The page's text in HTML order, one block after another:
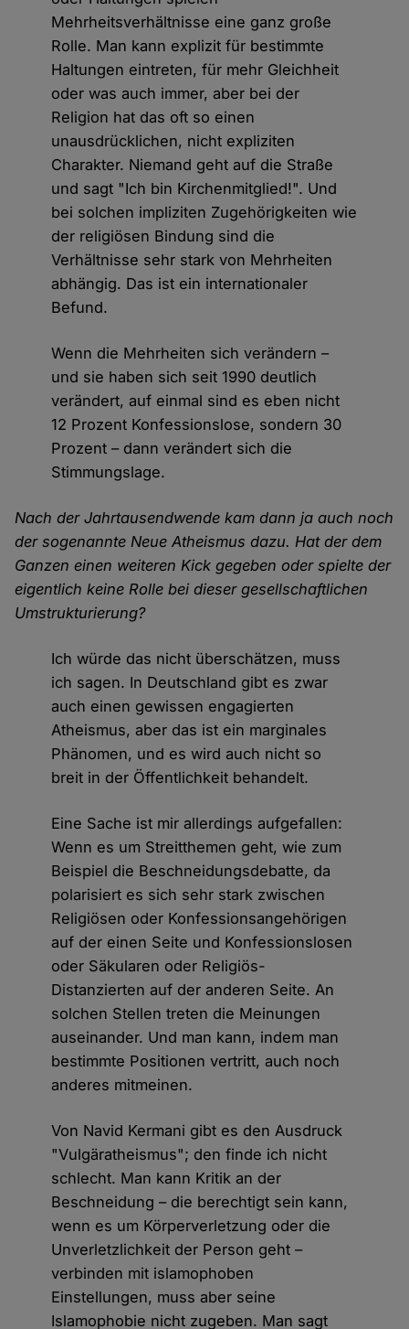
Mehrheitsverhältnisse eine ganz große
Rolle. Man kann explizit für bestimmte
Haltungen eintreten, für mehr Gleichheit
oder was auch immer, aber bei der
Religion hat das oft so einen
unausdrücklichen, nicht expliziten
Charakter. Niemand geht auf die Straße
und sagt "Ich bin Kirchenmitglied!". Und
bei solchen impliziten Zugehörigkeiten wie
der religiösen Bindung sind die
Verhältnisse sehr stark von Mehrheiten
abhängig. Das ist ein internationaler
Befund.
Wenn die Mehrheiten sich verändern –
und sie haben sich seit 1990 deutlich
verändert, auf einmal sind es eben nicht
12 Prozent Konfessionslose, sondern 30
Prozent – dann verändert sich die
Stimmungslage.
Nach der Jahrtausendwende kam dann ja auch noch
der sogenannte Neue Atheismus dazu. Hat der dem
Ganzen einen weiteren Kick gegeben oder spielte der
eigentlich keine Rolle bei dieser gesellschaftlichen
Umstrukturierung?
Ich würde das nicht überschätzen, muss
ich sagen. In Deutschland gibt es zwar
auch einen gewissen engagierten
Atheismus, aber das ist ein marginales
Phänomen, und es wird auch nicht so
breit in der Öffentlichkeit behandelt.
Eine Sache ist mir allerdings aufgefallen:
Wenn es um Streitthemen geht, wie zum
Beispiel die Beschneidungsdebatte, da
polarisiert es sich sehr stark zwischen
Religiösen oder Konfessionsangehörigen
auf der einen Seite und Konfessionslosen
oder Säkularen oder Religiös-
Distanzierten auf der anderen Seite. An
solchen Stellen treten die Meinungen
auseinander. Und man kann, indem man
bestimmte Positionen vertritt, auch noch
anderes mitmeinen.
Von Navid Kermani gibt es den Ausdruck
"Vulgäratheismus"; den finde ich nicht
schlecht. Man kann Kritik an der
Beschneidung – die berechtigt sein kann,
wenn es um Körperverletzung oder die
Unverletzlichkeit der Person geht –
verbinden mit islamophoben
Einstellungen, muss aber seine
Islamophobie nicht zugeben. Man sagt